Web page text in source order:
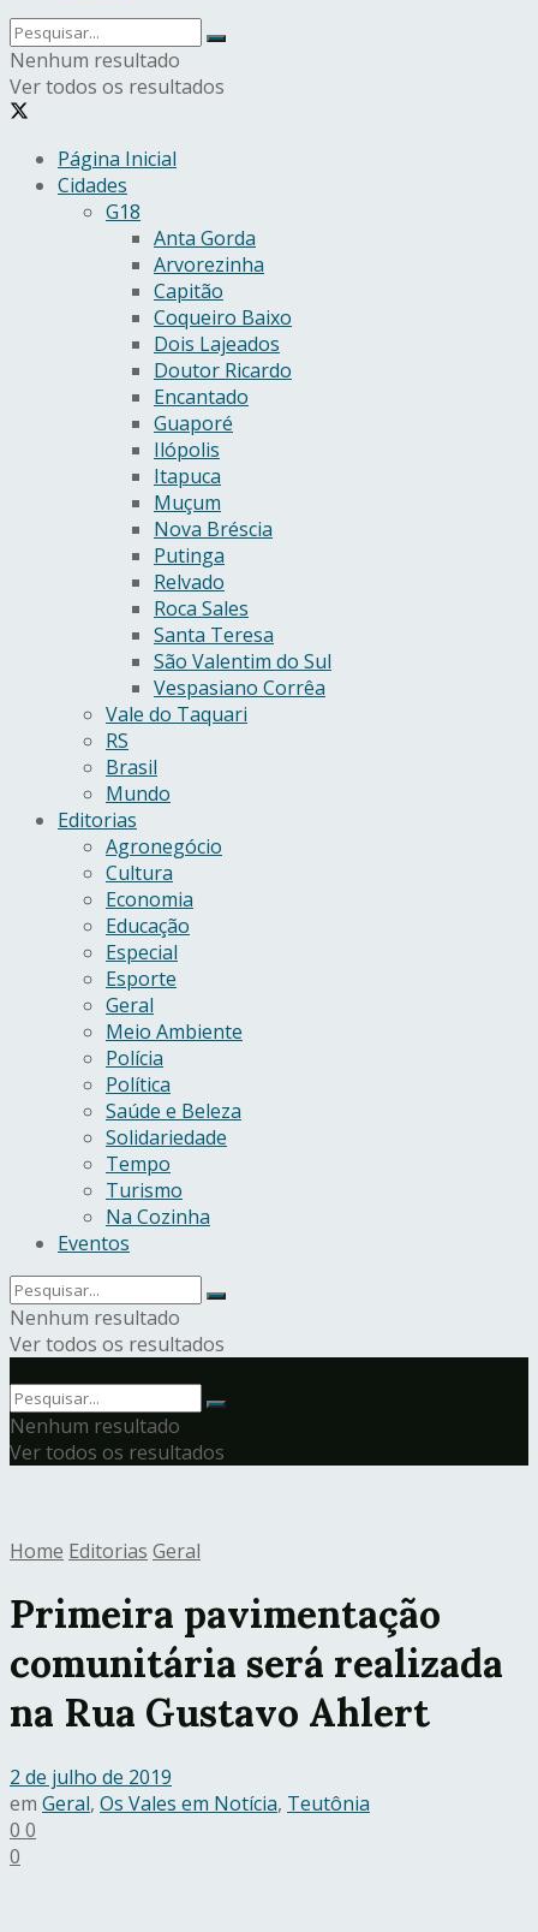
Nenhum resultado
Ver todos os resultados
Página Inicial
Cidades
G18
Anta Gorda
Arvorezinha
Capitão
Coqueiro Baixo
Dois Lajeados
Doutor Ricardo
Encantado
Guaporé
Ilópolis
Itapuca
Muçum
Nova Bréscia
Putinga
Relvado
Roca Sales
Santa Teresa
São Valentim do Sul
Vespasiano Corrêa
Vale do Taquari
RS
Brasil
Mundo
Editorias
Agronegócio
Cultura
Economia
Educação
Especial
Esporte
Geral
Meio Ambiente
Polícia
Política
Saúde e Beleza
Solidariedade
Tempo
Turismo
Na Cozinha
Eventos
Nenhum resultado
Ver todos os resultados
Nenhum resultado
Ver todos os resultados
Home Editorias Geral
Primeira pavimentação
comunitária será realizada
na Rua Gustavo Ahlert
2 de julho de 2019
em Geral, Os Vales em Notícia, Teutônia
0 0
0